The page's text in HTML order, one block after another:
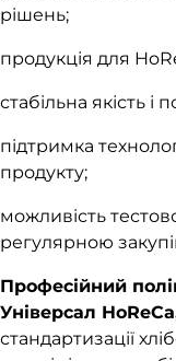
рішень;
продукція для
стабільна якість і
підтримка
продукту;
можливість
регулярною
Професійний
Універсал
стандартизації